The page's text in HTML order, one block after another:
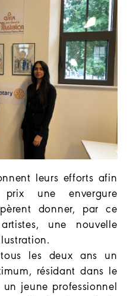
leurs efforts afin
une envergure
donner, par ce
une nouvelle
les deux ans un
résidant dans le
jeune professionnel